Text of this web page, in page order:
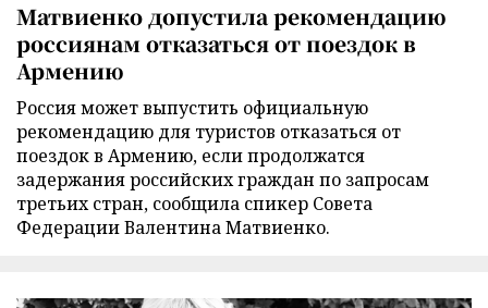
Матвиенко допустила рекомендацию
россиянам отказаться от поездок в
Армению
Россия может выпустить официальную
рекомендацию для туристов отказаться от
поездок в Армению, если продолжатся
задержания российских граждан по запросам
третьих стран, сообщила спикер Совета
Федерации Валентина Матвиенко.